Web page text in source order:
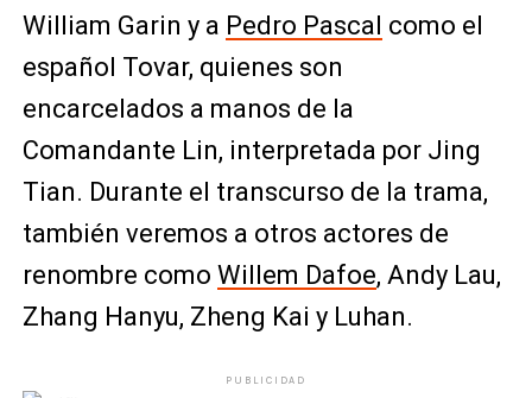
William Garin y a Pedro Pascal como el
español Tovar, quienes son
encarcelados a manos de la
Comandante Lin, interpretada por Jing
Tian. Durante el transcurso de la trama,
también veremos a otros actores de
renombre como Willem Dafoe, Andy Lau,
Zhang Hanyu, Zheng Kai y Luhan.
PUBLICIDAD